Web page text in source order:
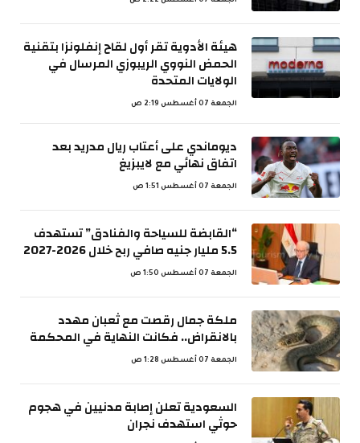
هيئة الأدوية تقر أول لقاح إنفلونزا بتقنية
الحمض النووي الريبوزي المرسال في
الولايات المتحدة
الجمعة 07 أغسطس 2:19 ص
ديوماندي على أعتاب ريال مدريد بعد
اتفاق نهائي مع لايبزيغ
الجمعة 07 أغسطس 1:51 ص
“القابضة للسياحة والفنادق” تستهدف
5.5 مليار جنيه صافي ربح خلال 2026-2027
الجمعة 07 أغسطس 1:50 ص
ملكة جمال رقصت مع ثعبان مهدد
بالانقراض.. فكانت النهاية في المحكمة
الجمعة 07 أغسطس 1:28 ص
السعودية تعلن إصابة مدنيين في هجوم
حوثي استهدف نجران